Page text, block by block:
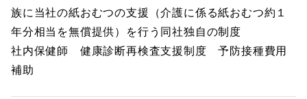
族に当社の紙おむつの支援（介護に係る紙おむつ約１
年分相当を無償提供）を行う同社独自の制度
社内保健師 健康診断再検査支援制度 予防接種費用
補助